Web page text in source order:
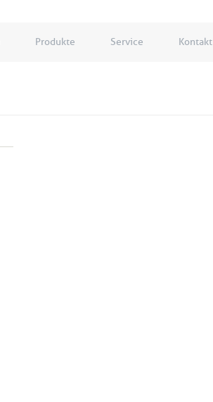
Produkte Service Kontakt